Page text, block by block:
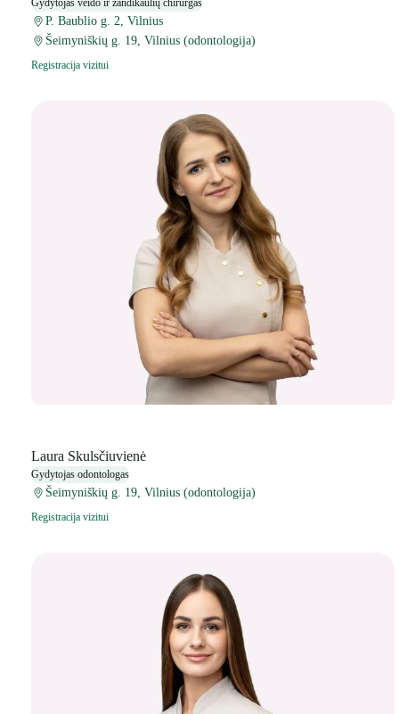
Gydytojas veido ir žandikaulių chirurgas
P. Baublio g. 2, Vilnius
Šeimyniškių g. 19, Vilnius (odontologija)
Registracija vizitui
Laura Skulsčiuvienė
Gydytojas odontologas
Šeimyniškių g. 19, Vilnius (odontologija)
Registracija vizitui